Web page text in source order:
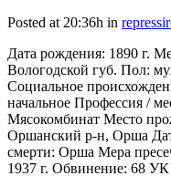
Posted at 20:36h in
Дата рождения: 1890 г.
Вологодской губ. Пол:
Социальное
начальное Профессия /
Мясокомбинат Место
Оршанский р-н, Орша
смерти: Орша Мера
1937 г. Обвинение: 68